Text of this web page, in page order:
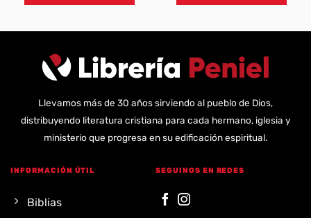
Llevamos más de 30 años sirviendo al pueblo de Dios,
distribuyendo literatura cristiana para cada hermano, iglesia y
ministerio que progresa en su edificación espiritual.
INFORMACIÓN ÚTIL
Biblias
SEGUINOS EN REDES